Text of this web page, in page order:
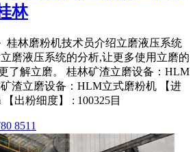
林
桂林磨粉机技术员介绍立磨液压系统
磨液压系统的分析,让更多使用立磨的
了解立磨。 桂林矿渣立磨设备：HLM
渣立磨设备：HLM立式磨粉机 【进
出粉细度】 : 100325目
8511